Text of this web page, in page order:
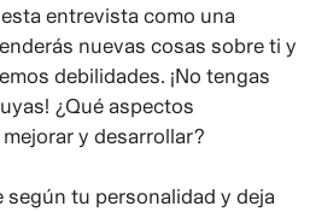
entrevista como una
nuevas cosas sobre ti y
debilidades. ¡No tengas
¿Qué aspectos
y desarrollar?
según tu personalidad y deja